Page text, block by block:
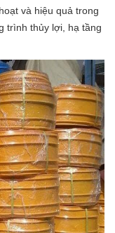
và hiệu quả trong
trình thủy lợi, hạ tầng